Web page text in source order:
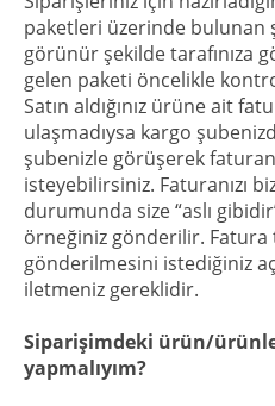
paketleri üzerinde bulunan
görünür şekilde tarafınıza
gelen paketi öncelikle
Satın aldığınız ürüne ait
ulaşmadıysa kargo
şubenizle görüşerek
isteyebilirsiniz. Faturanızı
durumunda size “aslı
örneğiniz gönderilir. Fatura
gönderilmesini istediğiniz
iletmeniz gereklidir.
Siparişimdeki ürün/
yapmalıyım?